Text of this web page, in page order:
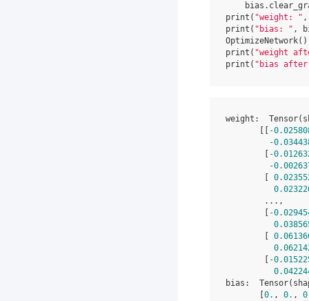
bias .
print ( "weight: " ,
print ( "bias: " ,
OptimizeNetwork()
print ( "weight
print ( "bias
weight : Tensor(
-
-
-
-
... ,
-
-
bias : Tensor(
0. , 0. ,